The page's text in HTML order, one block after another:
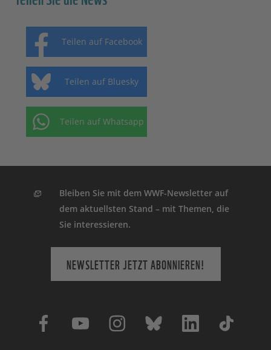
Teilen auf Facebook
Teilen auf Bluesky
Teilen auf Whatsapp
Bleiben Sie mit dem WWF-Newsletter auf
dem aktuellsten Stand – mit Themen, die
Sie interessieren.
NEWSLETTER JETZT ABONNIEREN!